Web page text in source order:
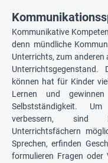
Kommunikative
denn mündliche
Unterrichts, zum anderen
können hat für Kinder
Lernen und
Selbstständigkeit.
verbessern, sind
Unterrichtsfächern
Sprechen, erfinden
formulieren Fragen oder